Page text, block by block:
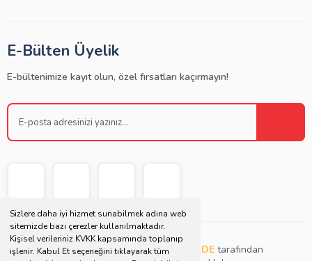
Sizlere daha iyi hizmet sunabilmek adına web
sitemizde bazı çerezler kullanılmaktadır.
Kişisel verileriniz KVKK kapsamında toplanıp
işlenir. Kabul Et seçeneğini tıklayarak tüm
E-Bülten Üyelik
E-bültenimize kayıt olun, özel fırsatları kaçırmayın!
Copyright © 2021 | Bu websitesiMüjdat DEDE tarafından